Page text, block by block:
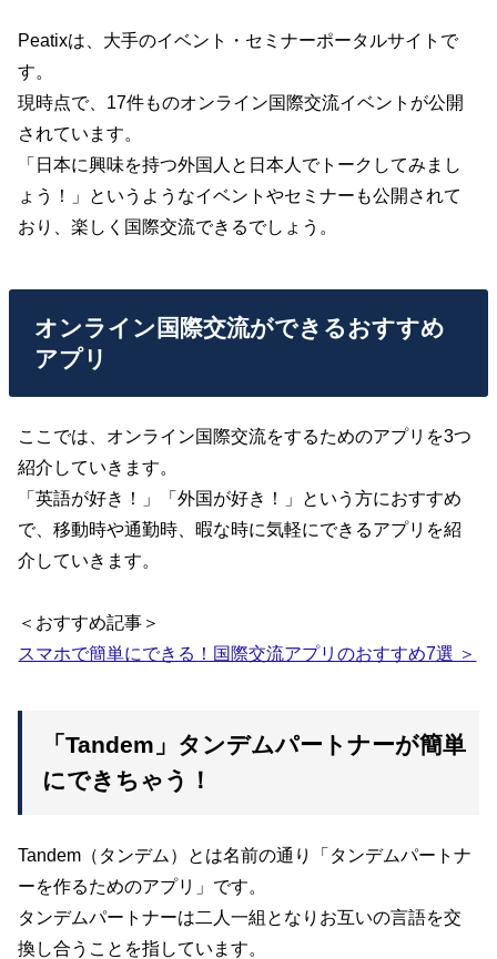
Peatixは、大手のイベント・セミナーポータルサイトで
す。
現時点で、17件ものオンライン国際交流イベントが公開
されています。
「日本に興味を持つ外国人と日本人でトークしてみまし
ょう！」というようなイベントやセミナーも公開されて
おり、楽しく国際交流できるでしょう。
オンライン国際交流ができるおすすめ
アプリ
ここでは、オンライン国際交流をするためのアプリを3つ
紹介していきます。
「英語が好き！」「外国が好き！」という方におすすめ
で、移動時や通勤時、暇な時に気軽にできるアプリを紹
介していきます。
＜おすすめ記事＞
スマホで簡単にできる！国際交流アプリのおすすめ7選 ＞
「Tandem」タンデムパートナーが簡単
にできちゃう！
Tandem（タンデム）とは名前の通り「タンデムパートナ
ーを作るためのアプリ」です。
タンデムパートナーは二人一組となりお互いの言語を交
換し合うことを指しています。